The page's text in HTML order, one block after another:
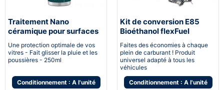
Traitement Nano
céramique pour surfaces
Une protection optimale de vos
vitres - Fait glisser la pluie et les
poussières - 250ml
Conditionnement : A l'unité
Kit de conversion E85
Bioéthanol flexFuel
converter
Faites des économies à chaque
plein de carburant ! Produit
universel adapté à tous les
véhicules
Conditionnement : A l'unité